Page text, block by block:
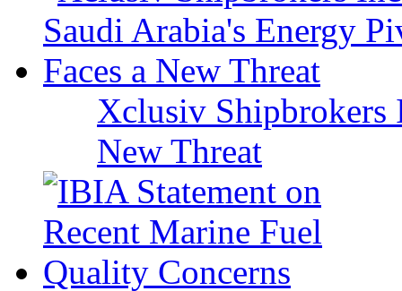
Xclusiv Shipbrokers
New Threat